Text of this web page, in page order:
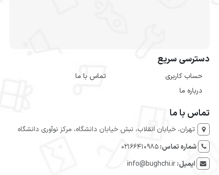
دسترسی سریع
حساب کاربری
درباره ما
تماس با ما
تماس با ما
تهران، خیابان انقلاب، نبش خیابان دانشگاه، مرکز نوآوری دانشگاه
شماره تماس:۰۲۱۶۶۴۱۰۹۸۵
ایمیل:info@bughchi.ir